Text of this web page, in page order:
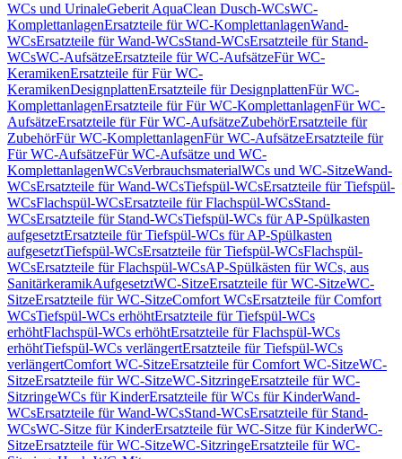
WCs und UrinaleGeberit AquaClean Dusch-WCsWC-
KomplettanlagenErsatzteile für WC-KomplettanlagenWand-
WCsErsatzteile für Wand-WCsStand-WCsErsatzteile für Stand-
WCsWC-AufsätzeErsatzteile für WC-AufsätzeFür WC-
KeramikenErsatzteile für Für WC-
KeramikenDesignplattenErsatzteile für DesignplattenFür WC-
KomplettanlagenErsatzteile für Für WC-KomplettanlagenFür WC-
AufsätzeErsatzteile für Für WC-AufsätzeZubehörErsatzteile für
ZubehörFür WC-KomplettanlagenFür WC-AufsätzeErsatzteile für
Für WC-AufsätzeFür WC-Aufsätze und WC-
KomplettanlagenWCsVerbrauchsmaterialWCs und WC-SitzeWand-
WCsErsatzteile für Wand-WCsTiefspül-WCsErsatzteile für Tiefspül-
WCsFlachspül-WCsErsatzteile für Flachspül-WCsStand-
WCsErsatzteile für Stand-WCsTiefspül-WCs für AP-Spülkasten
aufgesetztErsatzteile für Tiefspül-WCs für AP-Spülkasten
aufgesetztTiefspül-WCsErsatzteile für Tiefspül-WCsFlachspül-
WCsErsatzteile für Flachspül-WCsAP-Spülkästen für WCs, aus
SanitärkeramikAufgesetztWC-SitzeErsatzteile für WC-SitzeWC-
SitzeErsatzteile für WC-SitzeComfort WCsErsatzteile für Comfort
WCsTiefspül-WCs erhöhtErsatzteile für Tiefspül-WCs
erhöhtFlachspül-WCs erhöhtErsatzteile für Flachspül-WCs
erhöhtTiefspül-WCs verlängertErsatzteile für Tiefspül-WCs
verlängertComfort WC-SitzeErsatzteile für Comfort WC-SitzeWC-
SitzeErsatzteile für WC-SitzeWC-SitzringeErsatzteile für WC-
SitzringeWCs für KinderErsatzteile für WCs für KinderWand-
WCsErsatzteile für Wand-WCsStand-WCsErsatzteile für Stand-
WCsWC-Sitze für KinderErsatzteile für WC-Sitze für KinderWC-
SitzeErsatzteile für WC-SitzeWC-SitzringeErsatzteile für WC-